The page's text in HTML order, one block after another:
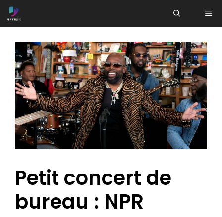
Aller
au
Petit concert de
bureau : NPR